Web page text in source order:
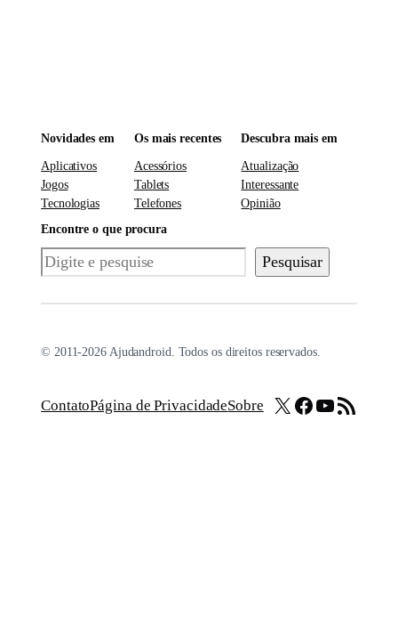
Novidades em
Aplicativos
Jogos
Tecnologias
Os mais recentes
Acessórios
Tablets
Telefones
Descubra mais em
Atualização
Interessante
Opinião
Encontre o que procura
Pesquisar Pesquisar
© 2011-2026 Ajudandroid. Todos os direitos reservados.
ContatoPágina de PrivacidadeSobre X Facebook
Youtube
Feed RSS